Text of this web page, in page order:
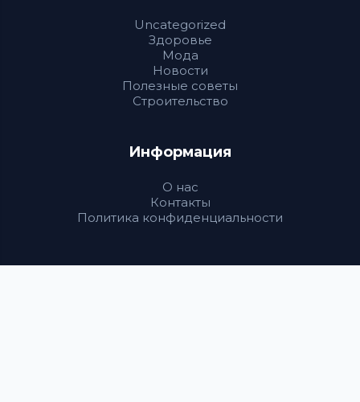
Uncategorized
Здоровье
Мода
Новости
Полезные советы
Строительство
Информация
О нас
Контакты
Политика конфиденциальности